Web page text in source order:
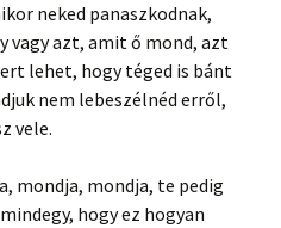
neked panaszkodnak,
vagy azt, amit ő mond, azt
lehet, hogy téged is bánt
nem lebeszélnéd erről,
vele.
mondja, mondja, te pedig
hogy ez hogyan